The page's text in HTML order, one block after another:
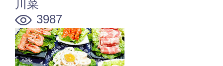
川菜
3987